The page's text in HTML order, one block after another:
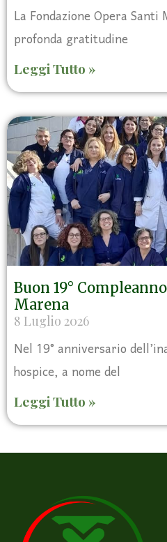
La Fondazione Opera
profonda gratitudine
Leggi Tutto »
Buon 19°
Marena
8 Luglio 2026
Nel 19° anniversario
hospice, a nome del
Leggi Tutto »